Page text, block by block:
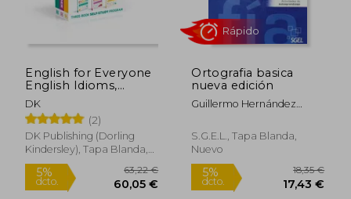
13%
dcto. 15,68 €
5%
English for Everyone
English Idioms,
Vocabulary Builder,
Phrasal Verbs 3 Book
box set (en Inglés)
DK
(2)
DK Publishing (Dorling
Kindersley), Tapa Blanda,
Nuevo
Ortografia basica
nueva edición
Guillermo Hernández
S.G.E.L., Tapa Blanda,
Nuevo